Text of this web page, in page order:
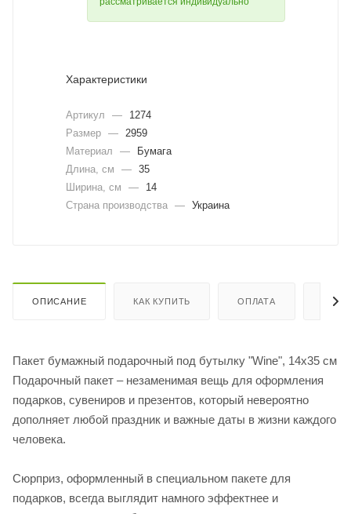
Характеристики
Артикул —
1274
Размер —
2959
Материал
—
Бумага
Длина, cм
— 35
Ширина, cм
—
14
Страна производства — Украина
ОПИСАНИЕ КАК КУПИТЬ ОПЛАТА
Пакет бумажный подарочный под бутылку "Wine", 14х35 см
Подарочный пакет – незаменимая вещь для оформления
подарков, сувениров и презентов, который невероятно
дополняет любой праздник и важные даты в жизни каждого
человека.
Сюрприз, оформленный в специальном пакете для
подарков, всегда выглядит намного эффектнее и